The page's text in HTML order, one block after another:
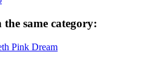
same category: